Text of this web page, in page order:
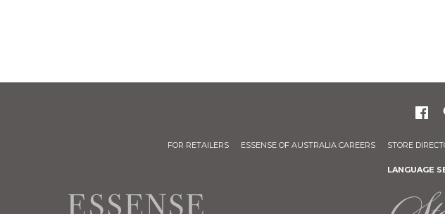
FOR RETAILERS ESSENSE OF AUSTRALIA CAREERS STORE
LANGUAGE